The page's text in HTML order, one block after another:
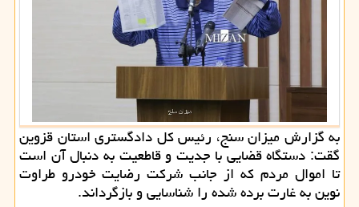
به گزارش میزان سنج، رئیس کل دادگستری استان قزوین
گقت: دستگاه قضایی با جدیت و قاطعیت به دنبال آن است
تا اموال مردم که از جانب شرکت رضایت خودرو طراوت
نوین به غارت برده شده را شناسایی و بازگرداند.